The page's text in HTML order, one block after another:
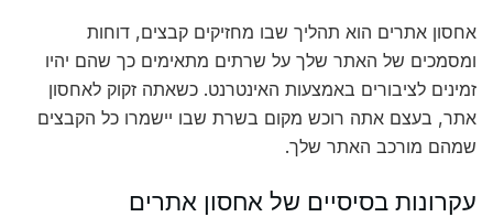
אחסון אתרים הוא תהליך שבו מחזיקים קבצים, דוחות
ומסמכים של האתר שלך על שרתים מתאימים כך שהם יהיו
זמינים לציבורים באמצעות האינטרנט. כשאתה זקוק לאחסון
אתר, בעצם אתה רוכש מקום בשרת שבו יישמרו כל הקבצים
שמהם מורכב האתר שלך.
עקרונות בסיסיים של אחסון אתרים